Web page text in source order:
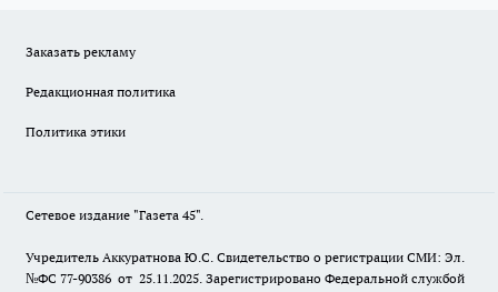
Заказать рекламу
Редакционная политика
Политика этики
Сетевое издание "Газета 45".
Учредитель Аккуратнова Ю.С. Свидетельство о регистрации СМИ: Эл.
№ФС 77-90386 от 25.11.2025. Зарегистрировано Федеральной службой